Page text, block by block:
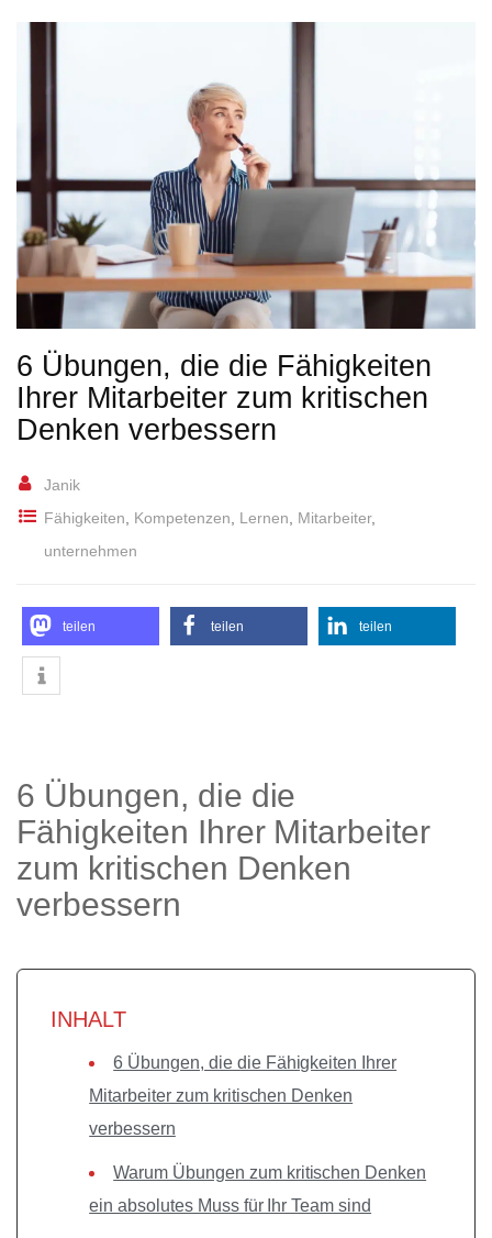
6 Übungen, die die Fähigkeiten
Ihrer Mitarbeiter zum kritischen
Denken verbessern
Janik
Fähigkeiten
Kompetenzen Lernen Mitarbeiter,
unternehmen
teilen teilen teilen
6 Übungen, die die
Fähigkeiten Ihrer Mitarbeiter
zum kritischen Denken
verbessern
INHALT
6 Übungen, die die Fähigkeiten Ihrer
Mitarbeiter zum kritischen Denken
verbessern
Warum Übungen zum kritischen Denken
ein absolutes Muss für Ihr Team sind